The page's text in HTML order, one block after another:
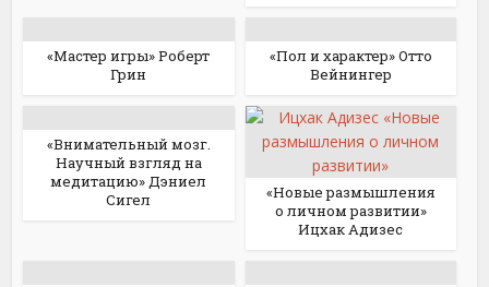
«Мастер игры» Роберт
Грин
«Пол и характер» Отто
Вейнингер
«Внимательный мозг.
Научный взгляд на
медитацию» Дэниел
Сигел
«Новые размышления
о личном развитии»
Ицхак Адизес